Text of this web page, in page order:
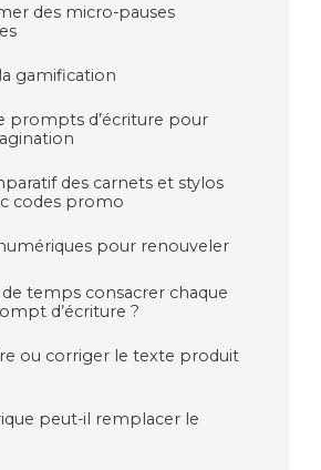
des micro-pauses
gamification
prompts d’écriture pour
des carnets et stylos
codes promo
pour renouveler
temps consacrer chaque
d’écriture ?
ou corriger le texte produit
peut-il remplacer le